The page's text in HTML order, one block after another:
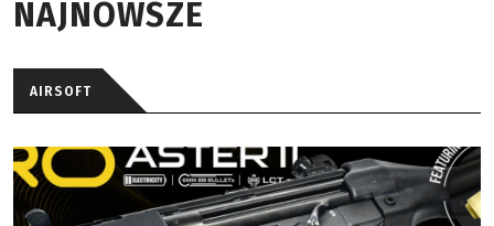
NAJNOWSZE
AIRSOFT